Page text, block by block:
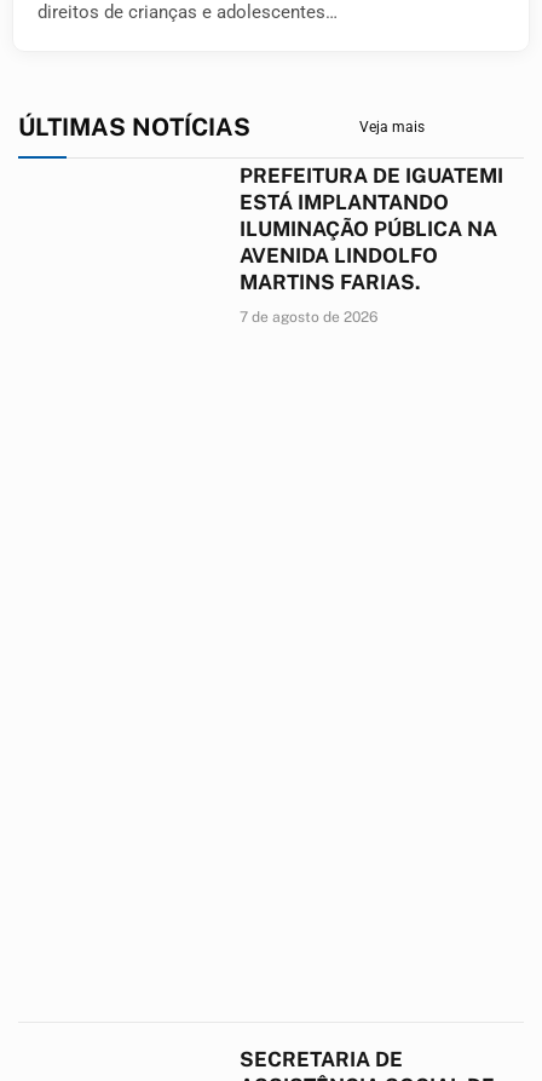
direitos de crianças e adolescentes…
ÚLTIMAS NOTÍCIAS Veja mais
PREFEITURA DE IGUATEMI
ESTÁ IMPLANTANDO
ILUMINAÇÃO PÚBLICA NA
AVENIDA LINDOLFO
MARTINS FARIAS.
7 de agosto de 2026
SECRETARIA DE